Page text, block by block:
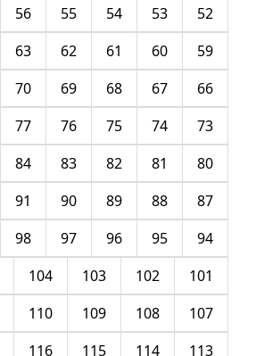
52
53
54
55
56
59
60
61
62
63
66
67
68
69
70
73
74
75
76
77
80
81
82
83
84
87
88
89
90
91
94
95
96
97
98
101
102
103
104
107
108
109
110
113
114
115
116